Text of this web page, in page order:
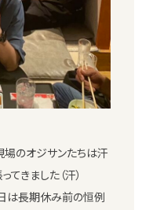
場のオジサンたちは汗
きました（汗）
は長期休み前の恒例